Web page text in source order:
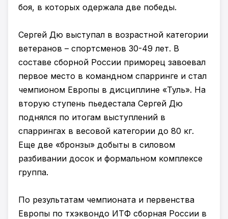
боя, в которых одержала две победы.
Сергей Дю выступал в возрастной категории
ветеранов – спортсменов 30-49 лет. В
составе сборной России приморец завоевал
первое место в командном спарринге и стал
чемпионом Европы в дисциплине «Туль». На
вторую ступень пьедестала Сергей Дю
поднялся по итогам выступлений в
спаррингах в весовой категории до 80 кг.
Еще две «бронзы» добыты в силовом
разбивании досок и формальном комплексе
группа.
По результатам чемпионата и первенства
Европы по тхэквондо ИТФ сборная России в